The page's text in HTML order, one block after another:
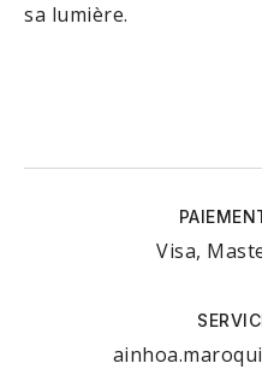
sa lumière.
Visa,